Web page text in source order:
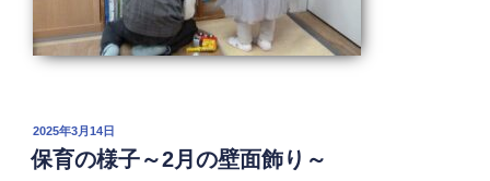
投
稿
日:
2025年3月14日
保育の様子～2月の壁面飾り～